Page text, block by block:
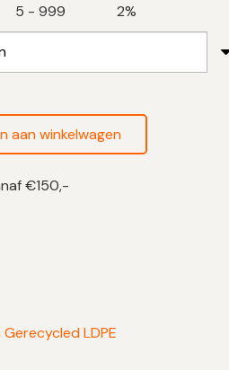
5 - 999 2%
aan winkelwagen
€150,-
Gerecycled LDPE